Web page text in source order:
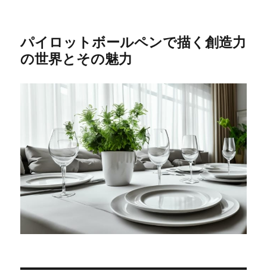
パイロットボールペンで描く創造力
の世界とその魅力